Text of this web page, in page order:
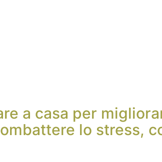
a casa per
lo stress,